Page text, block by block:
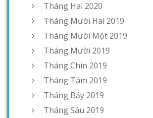
Tháng Hai 2020
Tháng Mười Hai 2019
Tháng Mười Một 2019
Tháng Mười 2019
Tháng Chín 2019
Tháng Tám 2019
Tháng Bảy 2019
Tháng Sáu 2019